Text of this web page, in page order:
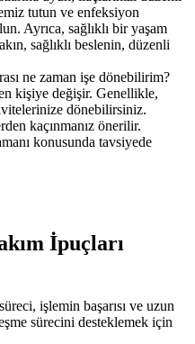
tutun ve enfeksiyon
Ayrıca, sağlıklı bir yaşam
sağlıklı beslenin, düzenli
ne zaman işe dönebilirim?
kişiye değişir. Genellikle,
dönebilirsiniz.
kaçınmanız önerilir.
konusunda tavsiyede
İpuçları
işlemin başarısı ve uzun
sürecini desteklemek için